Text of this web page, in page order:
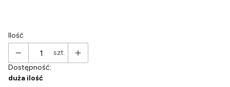
Ilość
szt.
Dostępność:
duża ilość